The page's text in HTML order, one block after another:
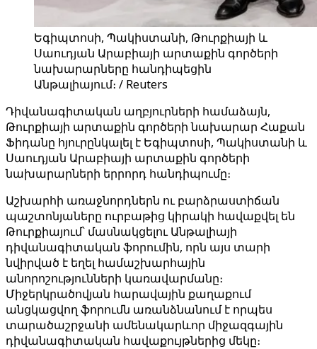
Եգիպտոսի, Պակիստանի, Թուրքիայի և
Սաուդյան Արաբիայի արտաքին գործերի
նախարարները հանդիպեցին
Անթալիայում։ / Reuters
Դիվանագիտական ​​աղբյուրների համաձայն,
Թուրքիայի արտաքին գործերի նախարար Հաքան
Ֆիդանը հյուրընկալել է Եգիպտոսի, Պակիստանի և
Սաուդյան Արաբիայի արտաքին գործերի
նախարարների երրորդ հանդիպումը։
Աշխարհի առաջնորդներն ու բարձրաստիճան
պաշտոնյաները ուրբաթից կիրակի հավաքվել են
Թուրքիայում՝ մասնակցելու Անթալիայի
դիվանագիտական ​​ֆորումին, որն այս տարի
նվիրված է եղել համաշխարհային
անորոշությունների կառավարմանը։
Միջերկրածովյան հարավային քաղաքում
անցկացվող ֆորումն առանձնանում է որպես
տարածաշրջանի ամենակարևոր միջազգային
դիվանագիտական ​​հավաքույթներից մեկը։